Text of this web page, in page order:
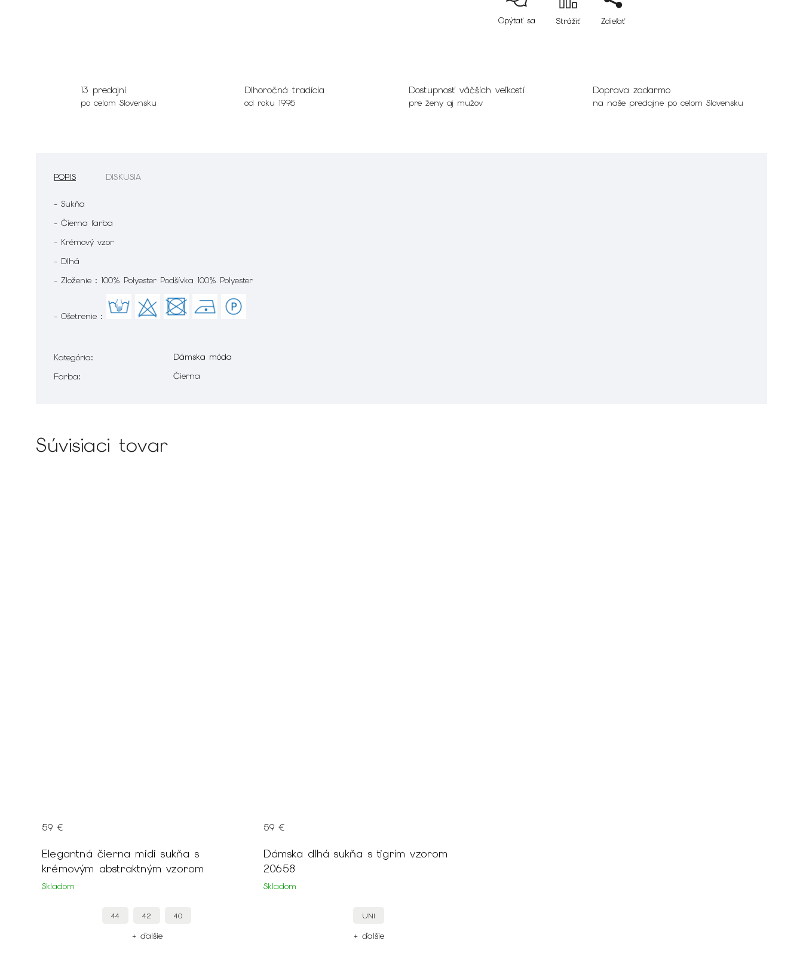
Opýtať sa Strážiť Zdieľať
13 predajní
po celom Slovensku
Dlhoročná tradícia
od roku 1995
Dostupnosť väčších veľkostí
pre ženy aj mužov
Doprava zadarmo
na naše predajne po celom Slovensku
POPIS DISKUSIA
- Sukňa
- Čierna farba
- Krémový vzor
- Dlhá
- Zloženie : 100% Polyester Podšívka 100% Polyester
- Ošetrenie :
Kategória:
Dámska móda
Farba: Čierna
Súvisiaci tovar
Elegantná čierna midi sukňa s
krémovým abstraktným vzorom
Skladom
59 €
44 42 40
+ ďalšie
Dámska dlhá sukňa s tigrím vzorom
20658
Skladom
59 €
UNI
+ ďalšie